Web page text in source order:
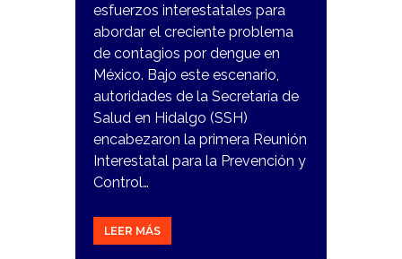
esfuerzos interestatales para
abordar el creciente problema
de contagios por dengue en
México. Bajo este escenario,
autoridades de la Secretaría de
Salud en Hidalgo (SSH)
encabezaron la primera Reunión
Interestatal para la Prevención y
Control…
LEER MÁS